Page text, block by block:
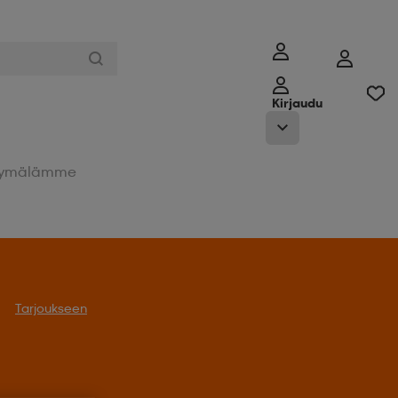
Kirjaudu
Tarjoukseen